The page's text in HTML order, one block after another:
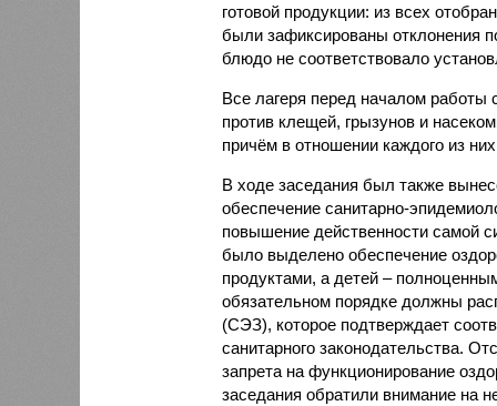
готовой продукции: из всех
были зафиксированы отклонения
блюдо не соответствовало
Все лагеря перед началом работы
против клещей, грызунов и
причём в отношении каждого из
В ходе заседания был также
обеспечение санитарно-
повышение действенности самой
было выделено обеспечение
продуктами, а детей –
обязательном порядке должны
(СЭЗ), которое подтверждает
санитарного законодательства.
запрета на функционирование
заседания обратили внимание на